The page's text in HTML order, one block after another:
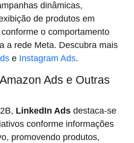
dinâmicas,
de produtos em
o comportamento
a rede Meta. Descubra mais
e Instagram Ads.
Ads e Outras
LinkedIn Ads destaca-se
conforme informações
promovendo produtos,